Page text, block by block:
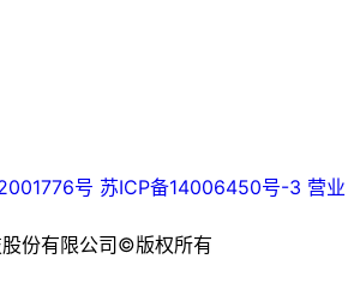
号 苏ICP备14006450号-3 营业
份有限公司©版权所有